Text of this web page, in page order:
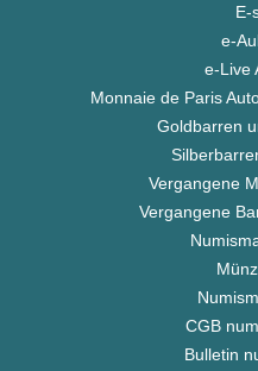
E-
e-
e-Live
Monnaie de Paris
Goldbarren
Vergangene
Vergangene
CGB
Bulletin